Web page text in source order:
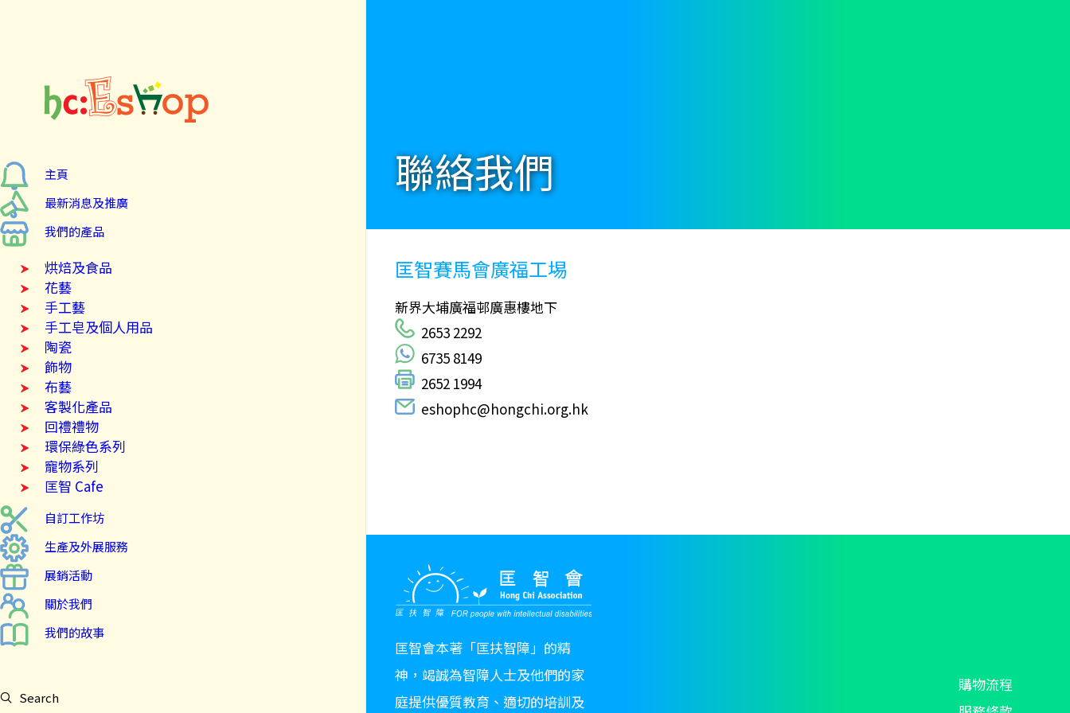
主頁
最新消息及推廣
我們的產品
烘焙及食品
花藝
手工藝
手工皂及個人用品
陶瓷
飾物
布藝
客製化產品
回禮禮物
環保綠色系列
寵物系列
匡智 Cafe
自訂工作坊
生產及外展服務
展銷活動
關於我們
我們的故事
Search
聯絡我們
匡智賽馬會廣福工埸
新界大埔廣福邨廣惠樓地下
2653 2292
6735 8149
2652 1994
eshophc@hongchi.org.hk
匡智會本著「匡扶智障」的精
神，竭誠為智障人士及他們的家
庭提供優質教育、適切的培訓及
購物流程